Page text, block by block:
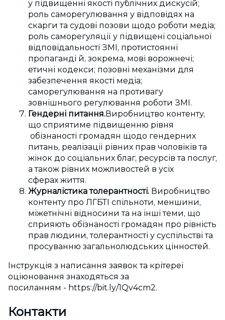
у підвищенні якості публічних дискусій;
роль саморегулювання у відповідях на
скарги та судові позови щодо роботи медіа;
роль саморегуляції у підвищені соціальної
відповідальності ЗМІ, протистоянні
пропаганді й, зокрема, мові ворожнечі;
етичні кодекси; позовні механізми для
забезпечення якості медіа;
саморегулювання на противагу
зовнішнього регулювання роботи ЗМІ.
Гендерні питання.Виробництво контенту,
що сприятиме підвищенню рівня
обізнаності громадян щодо гендерних
питань, реалізації рівних прав чоловіків та
жінок до соціальних благ, ресурсів та послуг,
а також рівних можливостей в усіх
сферах життя.
Журналістика толерантності. Виробництво
контенту про ЛГБТІ спільноти, меншини,
міжетнічні відносини та на інші теми, що
сприяють обізнаності громадян про рівність
прав людини, толерантності у суспільстві та
просуванню загальнолюдських цінностей.
Інструкція з написання заявок та крітереї
оціюновання знаходяться за
посиланням - https://bit.ly/1Qv4cm2.
Контакти